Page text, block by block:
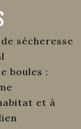
sécheresse
boules :
et à